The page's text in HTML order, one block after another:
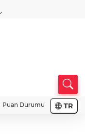
Puan Durumu TR